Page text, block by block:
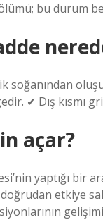
bu durum
soğanından
✔ Dış kısmı
açar?
yaptığı bir
doğrudan etkiye